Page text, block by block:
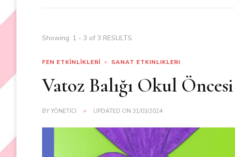
Showing: 1 - 3 of 3 RESULTS
FEN ETKİNLİKLERİ SANAT ETKINLIKLERI
Vatoz Balığı Okul
BYYÖNETICI UPDATED ON 31/03/2024